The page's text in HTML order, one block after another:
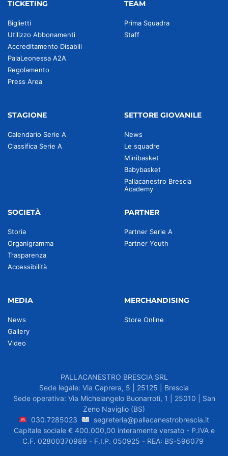
TICKETING
Biglietti
Utilizzo Abbonamenti
Accreditamento Disabili
PalaLeonessa A2A
Regolamento
Press Area
TEAM
Prima Squadra
Staff
STAGIONE
Calendario Serie A
Classifica Serie A
SETTORE GIOVANILE
News
Le squadre
Minibasket
Babybasket
Pallacanestro Brescia
Academy
SOCIETÀ
Storia
Organigramma
Trasparenza
Accessibilità
PARTNER
Partner Serie A
Partner Youth
MEDIA
News
Gallery
Video
MERCHANDISING
Store Online
PALLACANESTRO BRESCIA SRL
Sede legale: Via Caprera, 5 | 25125 | Brescia
Sede operativa: Via Michelangelo Buonarroti, 1 | 25010 | San
Zeno Naviglio (BS)
030.7285023
segreteria@pallacanestrobrescia.it
Capitale sociale € 400.000,00 interamente versato - P.IVA e
C.F. 02800370989 - F.I.P. 050925 - REA: BS-596079